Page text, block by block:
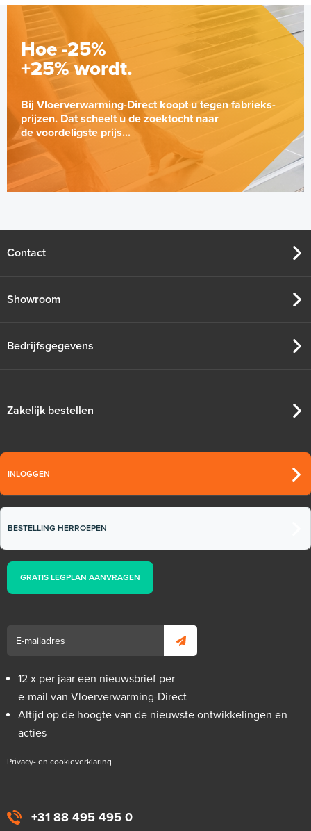
Hoe -25%
+25% wordt.
Bij Vloerverwarming-Direct koopt u tegen fabrieks-
prijzen. Dat scheelt u de zoektocht naar
de voordeligste prijs...
+31 88 495 495 0
Contact
Showroom
Bedrijfsgegevens
Zakelijk bestellen
INLOGGEN
BESTELLING HERROEPEN
GRATIS LEGPLAN AANVRAGEN
12 x per jaar een nieuwsbrief per
e-mail van Vloerverwarming-Direct
Altijd op de hoogte van de nieuwste ontwikkelingen en
acties
Privacy- en cookieverklaring